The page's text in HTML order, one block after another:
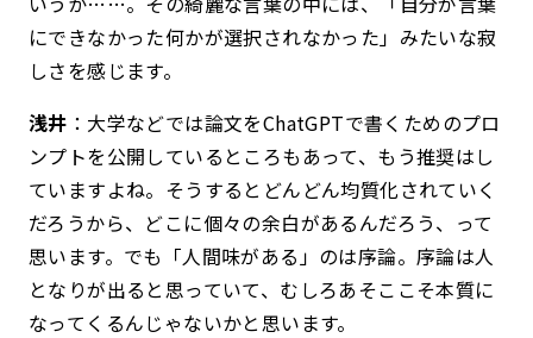
にできなかった何かが選択されなかった」みたいな寂
しさを感じます。
浅井 ：大学などでは論文をChatGPTで書くためのプロ
ンプトを公開しているところもあって、もう推奨はし
ていますよね。そうするとどんどん均質化されていく
だろうから、どこに個々の余白があるんだろう、って
思います。でも「人間味がある」のは序論。序論は人
となりが出ると思っていて、むしろあそここそ本質に
なってくるんじゃないかと思います。